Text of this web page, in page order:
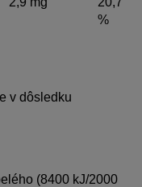
%
v dôsledku
(8400 kJ/2000